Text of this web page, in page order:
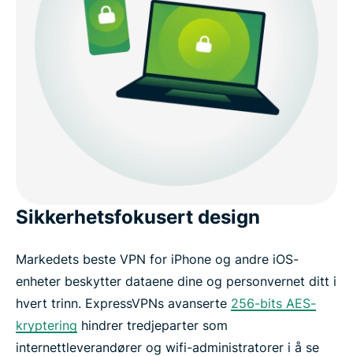
Sikkerhetsfokusert design
Markedets beste VPN for iPhone og andre iOS-
enheter beskytter dataene dine og personvernet ditt i
hvert trinn. ExpressVPNs avanserte 256-bits AES-
kryptering hindrer tredjeparter som
internettleverandører og wifi-administratorer i å se